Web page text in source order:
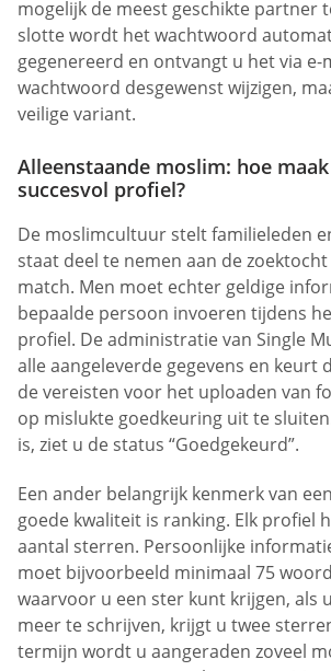
mogelijk de meest geschikte partner
slotte wordt het wachtwoord
gegenereerd en ontvangt u het via e-
wachtwoord desgewenst wijzigen,
veilige variant.
Alleenstaande moslim: hoe
succesvol profiel?
De moslimcultuur stelt familieleden
staat deel te nemen aan de
match. Men moet echter geldige
bepaalde persoon invoeren tijdens
profiel. De administratie van Single
alle aangeleverde gegevens en keurt
de vereisten voor het uploaden van
op mislukte goedkeuring uit te
is, ziet u de status “Goedgekeurd”.
Een ander belangrijk kenmerk van
goede kwaliteit is ranking. Elk profiel
aantal sterren. Persoonlijke
moet bijvoorbeeld minimaal 75
waarvoor u een ster kunt krijgen, als
meer te schrijven, krijgt u twee
termijn wordt u aangeraden zoveel